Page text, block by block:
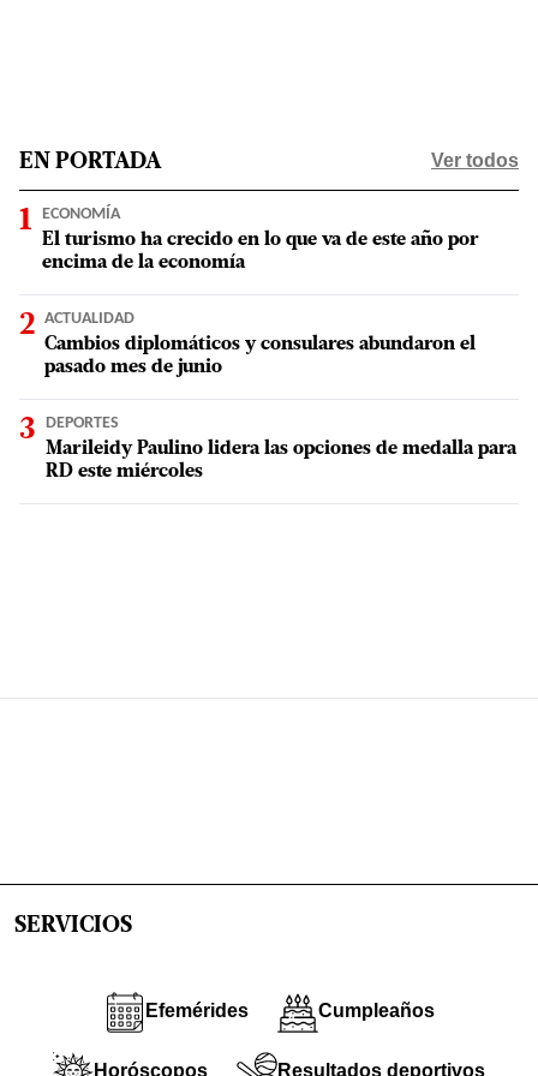
EN PORTADA Ver todos
ECONOMÍA
El turismo ha crecido en lo que va de este año por
encima de la economía
ACTUALIDAD
Cambios diplomáticos y consulares abundaron el
pasado mes de junio
DEPORTES
Marileidy Paulino lidera las opciones de medalla para
RD este miércoles
SERVICIOS
Efemérides Cumpleaños
Horóscopos Resultados deportivos